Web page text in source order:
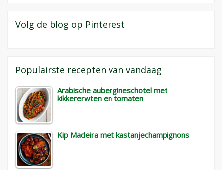
Volg de blog op Pinterest
Populairste recepten van vandaag
Arabische aubergineschotel met
kikkererwten en tomaten
Kip Madeira met kastanjechampignons